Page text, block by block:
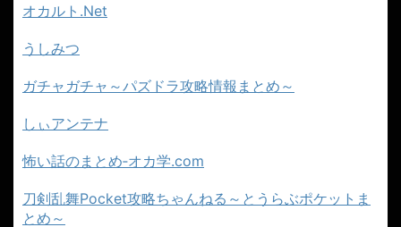
オカルト.Net
うしみつ
ガチャガチャ～パズドラ攻略情報まとめ～
しぃアンテナ
怖い話のまとめ‐オカ学.com
刀剣乱舞Pocket攻略ちゃんねる～とうらぶポケットま
とめ～